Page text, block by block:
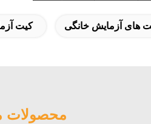
کیت های آزمایش خانگی
محصولات